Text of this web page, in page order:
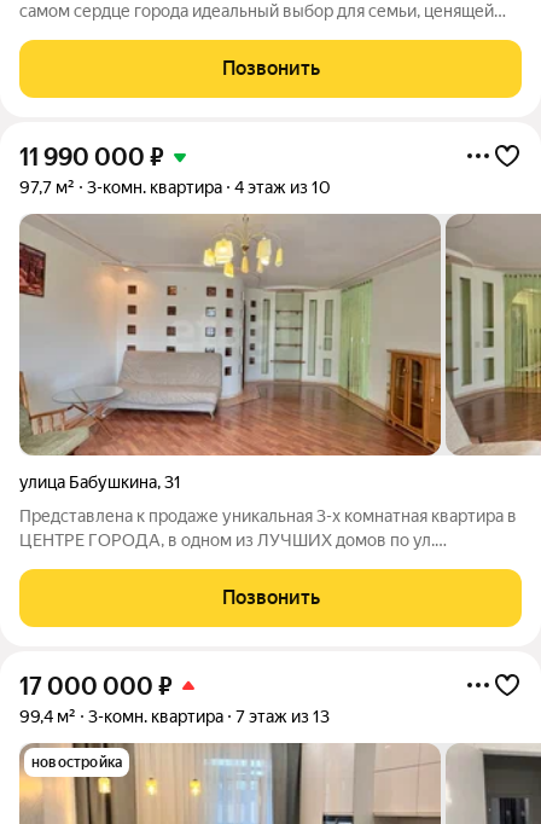
самом сердце города идеальный выбор для семьи, ценящей
открытые виды во двор и на улицу создают домашнюю
атмосферу, где хочется жить и
Позвонить
11 990 000 ₽
97,7 м² 3-комн. квартира 4 этаж из 10
улица Бабушкина,31
Представлена к продаже уникальная 3-х комнатная квартира в
ЦЕНТРЕ ГОРОДА, в одном из ЛУЧШИХ домов по ул.
S97,7 кв. метров. Квартира светлая, теплая, просторная. В
квартире выполнен ремонт из
Позвонить
17 000 000 ₽
99,4 м² 3-комн. квартира 7 этаж из 13
новостройка